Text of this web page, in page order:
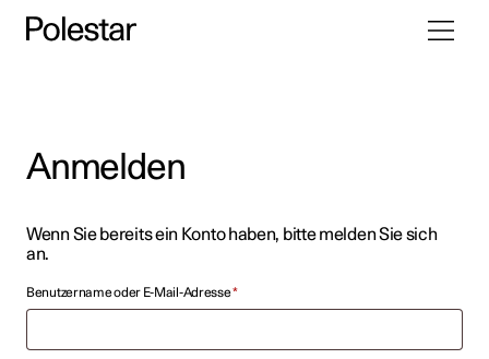
Zum
Anmelden
Wenn Sie bereits ein Konto haben, bitte melden Sie sich
an.
Benutzername oder E-Mail-Adresse*Erforderlich